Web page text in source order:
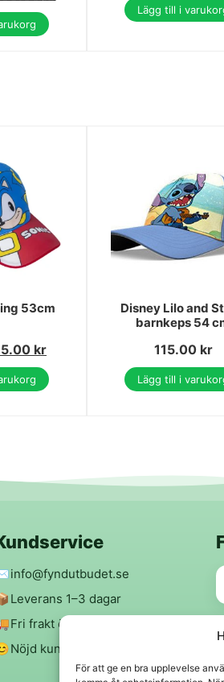
För att ge en bra upplevelse
Lägg till i
53cm
kr
Disney Lilo and
barnkeps 54
115.00 kr
Lägg till i
info@fyndutbudet.se
Leverans 1–3 dagar
Fri frakt över 299 kr
Nöjd kund-garanti